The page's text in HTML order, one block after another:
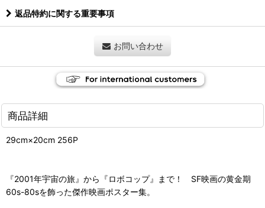
返品特約に関する重要事項
お問い合わせ
商品詳細
29cm×20cm 256P
『2001年宇宙の旅』から『ロボコップ』まで！ SF映画の黄金期
60s-80sを飾った傑作映画ポスター集。